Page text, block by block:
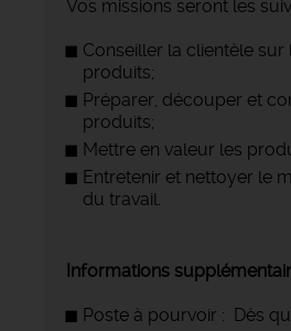
Vos missions seront les
Conseiller la clientèle sur
produits;
Préparer, découper et
produits;
Mettre en valeur les
Entretenir et nettoyer le
du travail.
Informations
Poste à pourvoir : Dès